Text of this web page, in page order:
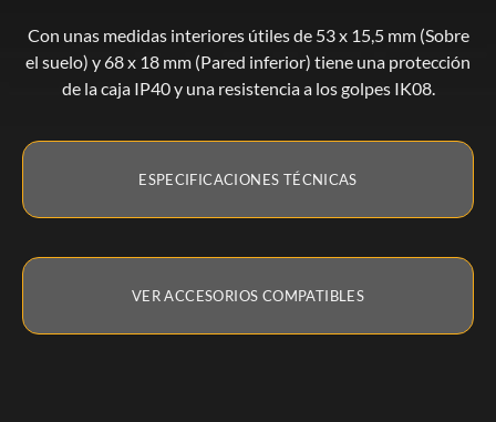
Con unas medidas interiores útiles de 53 x 15,5 mm (Sobre
el suelo) y 68 x 18 mm (Pared inferior) tiene una protección
de la caja IP40 y una resistencia a los golpes IK08.
ESPECIFICACIONES TÉCNICAS
VER ACCESORIOS COMPATIBLES